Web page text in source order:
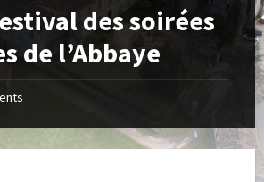
des soirées
de l’Abbaye